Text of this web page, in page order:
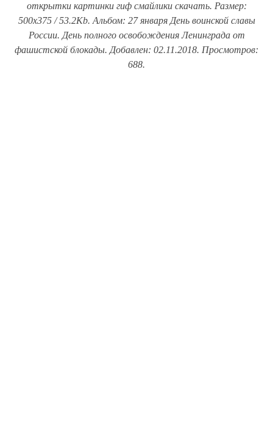
открытки картинки гиф смайлики скачать. Размер:
500x375 / 53.2Kb. Альбом: 27 января День воинской славы
России. День полного освобождения Ленинграда от
фашистской блокады. Добавлен: 02.11.2018. Просмотров:
688.